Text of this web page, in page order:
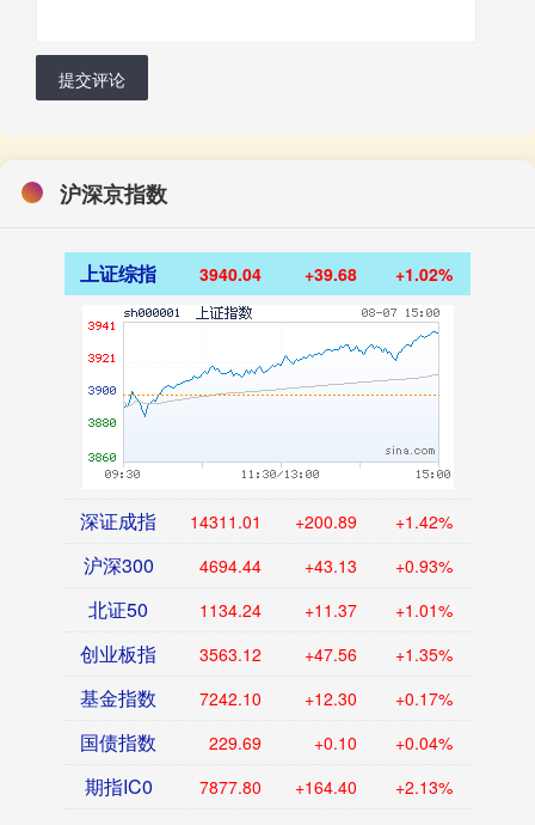
提交评论
沪深京指数
上证综指 3940.04 +39.68 +1.02%
深证成指 14311.01 +200.89 +1.42%
沪深300 4694.44 +43.13 +0.93%
北证50 1134.24 +11.37 +1.01%
创业板指 3563.12 +47.56 +1.35%
基金指数 7242.10 +12.30 +0.17%
国债指数 229.69 +0.10 +0.04%
期指IC0 7877.80 +164.40 +2.13%